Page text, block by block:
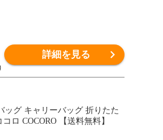
詳細を見る
ッグ キャリーバッグ 折りたた
ロ COCORO 【送料無料】